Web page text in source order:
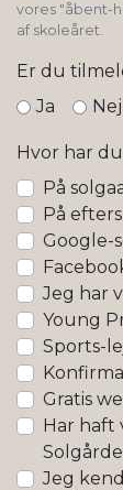
vores "åbent-
af skoleåret.
Er du
Ja
Nej
Hvor har
På
På
Google-
Jeg har
Young
Sports-
Gratis
Har haft
Jeg